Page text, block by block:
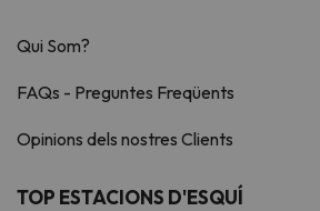
Qui Som?
FAQs - Preguntes Freqüents
Opinions dels nostres Clients
TOP ESTACIONS D'ESQUÍ